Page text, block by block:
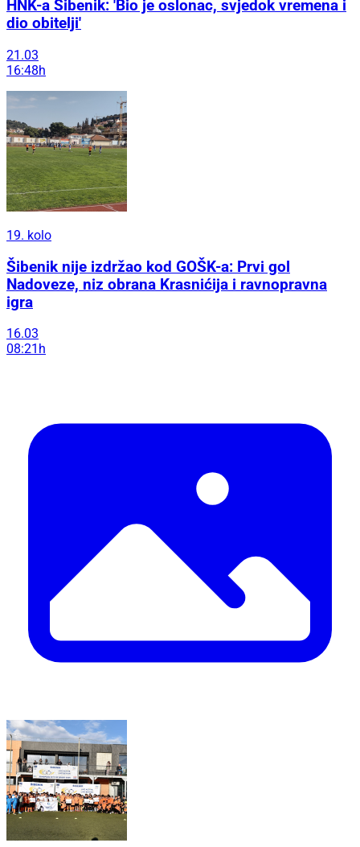
HNK-a Šibenik: 'Bio je oslonac, svjedok vremena i
dio obitelji'
21.03
16:48h
19. kolo
Šibenik nije izdržao kod GOŠK-a: Prvi gol
Nadoveze, niz obrana Krasnićija i ravnopravna
igra
16.03
08:21h